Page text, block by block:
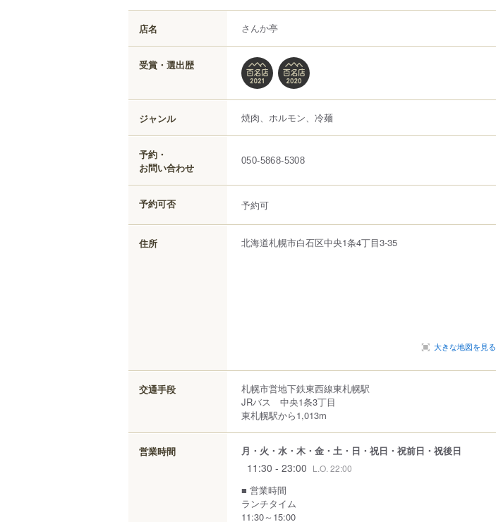
店名 さんか亭
受賞・選出歴
ジャンル 焼肉、ホルモン、冷麺
予約・
お問い合わせ
050-5868-5308
予約可否 予約可
住所 北海道札幌市白石区中央1条4丁目3-35
大きな地図を見る
交通手段
札幌市営地下鉄東西線東札幌駅
JRバス 中央1条3丁目
東札幌駅から1,013m
営業時間 月・火・水・木・金・土・日・祝日・祝前日・祝後日
11:30 - 23:00 L.O. 22:00
■ 営業時間
ランチタイム
11:30～15:00